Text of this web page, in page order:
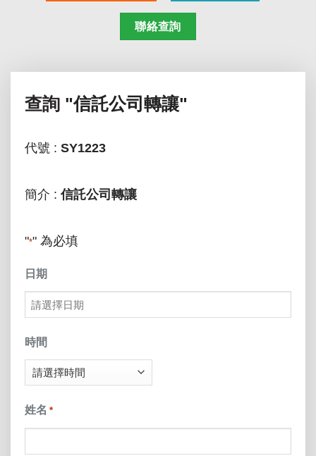
聯絡查詢
查詢 "信託公司轉讓"
代號 : SY1223
簡介 : 信託公司轉讓
"*" 為必填
日期
MM
slash
DD
YYYY
時間
姓名 *